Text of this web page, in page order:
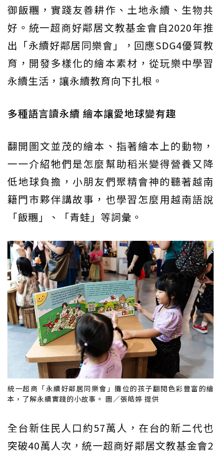
御飯糰，實踐友善耕作、土地永續、生物共
好。統一超商好鄰居文教基金會自2020年推
出「永續好鄰居同樂會」，回應SDG4優質教
育，開發多樣化的繪本素材，從玩樂中學習
永續生活，讓永續教育向下扎根。
多種語言讀永續 繪本讓愛地球變有趣
翻開圖文並茂的繪本、指著繪本上的動物，
一一介紹牠們是怎麼幫助稻米變得營養又降
低地球負擔，小朋友們聚精會神的聽著越南
籍門市夥伴講故事，也學習怎麼用越南語說
「飯糰」、「青蛙」等詞彙。
統一超商「永續好鄰居同樂會」攤位的孩子翻閱色彩豐富的繪
本，了解永續實踐的小故事。 圖／張皓婷 提供
全台新住民人口約57萬人，在台的新二代也
突破40萬人次，統一超商好鄰居文教基金會2